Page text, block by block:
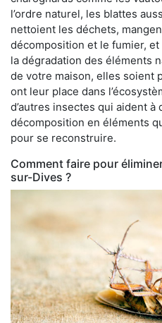
l’ordre naturel, les blattes
nettoient les déchets,
décomposition et le fumier,
la dégradation des éléments
de votre maison, elles soient
ont leur place dans
d’autres insectes qui aident
décomposition en éléments
pour se reconstruire.
Comment faire pour
sur-Dives ?